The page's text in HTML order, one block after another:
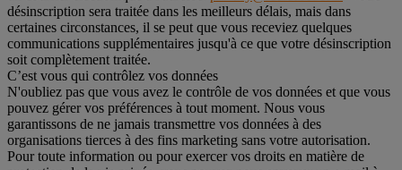
désinscription sera traitée dans les meilleurs délais, mais dans
certaines circonstances, il se peut que vous receviez quelques
communications supplémentaires jusqu'à ce que votre désinscription
soit complètement traitée.
C’est vous qui contrôlez vos données
N'oubliez pas que vous avez le contrôle de vos données et que vous
pouvez gérer vos préférences à tout moment. Nous vous
garantissons de ne jamais transmettre vos données à des
organisations tierces à des fins marketing sans votre autorisation.
Pour toute information ou pour exercer vos droits en matière de